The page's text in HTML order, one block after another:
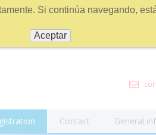
Si continúa navegando,
Aceptar
Contact General